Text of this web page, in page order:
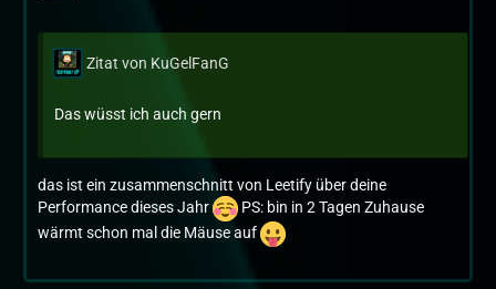
Zitat von KuGelFanG
Das wüsst ich auch gern
das ist ein zusammenschnitt von Leetify über deine
Performance dieses Jahr
PS: bin in 2 Tagen Zuhause
wärmt schon mal die Mäuse auf